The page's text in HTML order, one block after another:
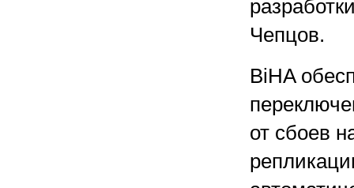
Чепцов.
BiHA
от сбоев